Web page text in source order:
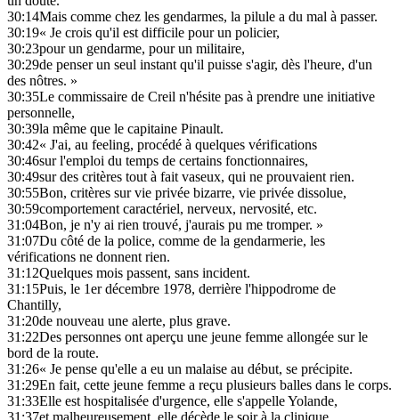
30:14Mais comme chez les gendarmes, la pilule a du mal à passer.
30:19« Je crois qu'il est difficile pour un policier,
30:23pour un gendarme, pour un militaire,
30:29de penser un seul instant qu'il puisse s'agir, dès l'heure, d'un
des nôtres. »
30:35Le commissaire de Creil n'hésite pas à prendre une initiative
personnelle,
30:39la même que le capitaine Pinault.
30:42« J'ai, au feeling, procédé à quelques vérifications
30:46sur l'emploi du temps de certains fonctionnaires,
30:49sur des critères tout à fait vaseux, qui ne prouvaient rien.
30:55Bon, critères sur vie privée bizarre, vie privée dissolue,
30:59comportement caractériel, nerveux, nervosité, etc.
31:04Bon, je n'y ai rien trouvé, j'aurais pu me tromper. »
31:07Du côté de la police, comme de la gendarmerie, les
vérifications ne donnent rien.
31:12Quelques mois passent, sans incident.
31:15Puis, le 1er décembre 1978, derrière l'hippodrome de
Chantilly,
31:20de nouveau une alerte, plus grave.
31:22Des personnes ont aperçu une jeune femme allongée sur le
bord de la route.
31:26« Je pense qu'elle a eu un malaise au début, se précipite.
31:29En fait, cette jeune femme a reçu plusieurs balles dans le corps.
31:33Elle est hospitalisée d'urgence, elle s'appelle Yolande,